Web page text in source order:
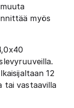
myös
12
tai vastaavilla